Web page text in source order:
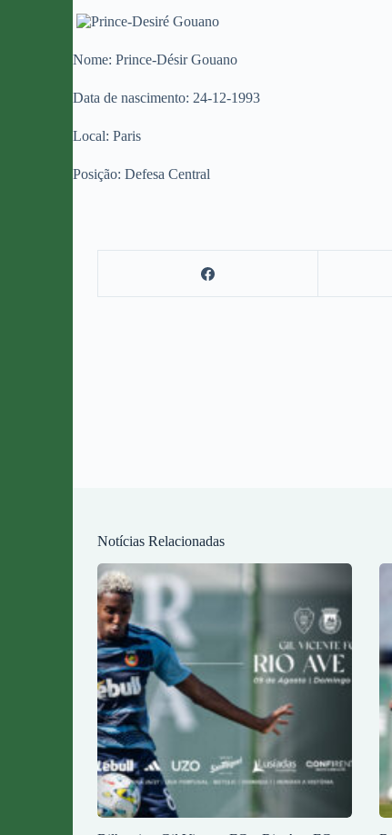
Nome: Prince-Désir Gouano
Data de nascimento: 24-12-1993
Local: Paris
Posição: Defesa Central
Notícias Relacionadas